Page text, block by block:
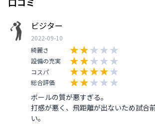
ビジター
2022-09-10
綺麗さ
設備の充実
コスパ
総合評価
ボールの質が悪すぎる。
打感が悪く、飛距離が出ないため試合
い。